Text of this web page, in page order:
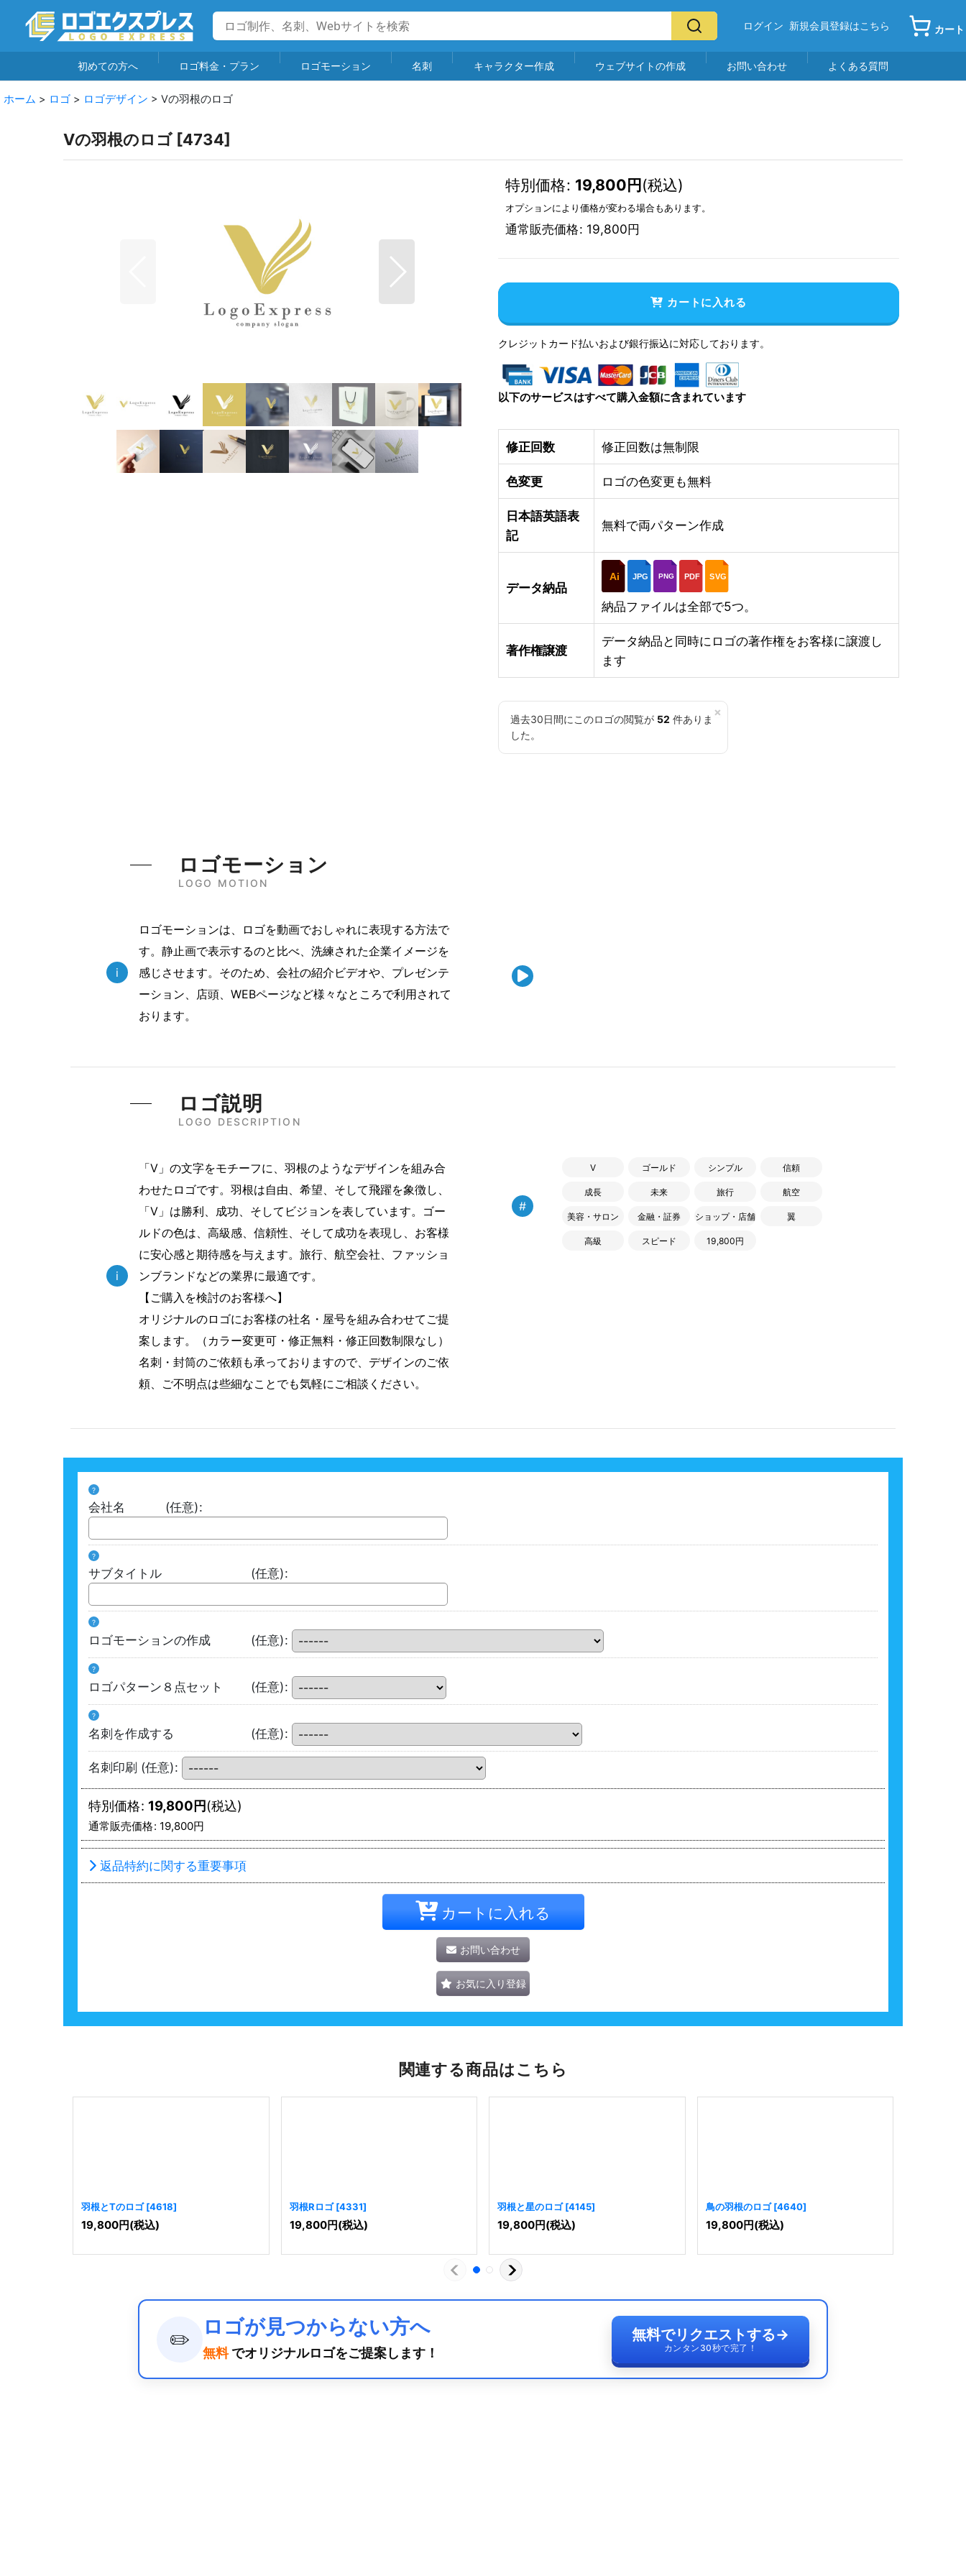
ログイン 新規会員登録はこちら カート
初めての方へ ロゴ料金・プラン ロゴモーション 名刺 キャラクター作成 ウェブサイトの作成 お問い合わせ よくある質問
ホーム > ロゴ > ロゴデザイン > Vの羽根のロゴ
Vの羽根のロゴ [4734]
特別価格: 19,800円(税込)
オプションにより価格が変わる場合もあります。
通常販売価格: 19,800円
カートに入れる
クレジットカード払いおよび銀行振込に対応しております。
以下のサービスはすべて購入金額に含まれています
修正回数 修正回数は無制限
色変更 ロゴの色変更も無料
日本語英語表
記
無料で両パターン作成
データ納品
Ai JPG PNG PDF SVG
納品ファイルは全部で5つ。
著作権譲渡
データ納品と同時にロゴの著作権をお客様に譲渡し
ます
×
過去30日間にこのロゴの閲覧が 52 件ありま
した。
LOGO MOTION
ロゴモーション
i
ロゴモーションは、ロゴを動画でおしゃれに表現する方法で
す。静止画で表示するのと比べ、洗練された企業イメージを
感じさせます。そのため、会社の紹介ビデオや、プレゼンテ
ーション、店頭、WEBページなど様々なところで利用されて
おります。

LOGO DESCRIPTION
ロゴ説明
i
「V」の文字をモチーフに、羽根のようなデザインを組み合
わせたロゴです。羽根は自由、希望、そして飛躍を象徴し、
「V」は勝利、成功、そしてビジョンを表しています。ゴー
ルドの色は、高級感、信頼性、そして成功を表現し、お客様
に安心感と期待感を与えます。旅行、航空会社、ファッショ
ンブランドなどの業界に最適です。
【ご購入を検討のお客様へ】
オリジナルのロゴにお客様の社名・屋号を組み合わせてご提
案します。（カラー変更可・修正無料・修正回数制限なし）
名刺・封筒のご依頼も承っておりますので、デザインのご依
頼、ご不明点は些細なことでも気軽にご相談ください。
#
V ゴールド シンプル 信頼
成長 未来 旅行 航空
美容・サロン 金融・証券 ショップ・店舗 翼
高級 スピード 19,800円
?
会社名 (任意):
?
サブタイトル (任意):
?
ロゴモーションの作成 (任意):
?
ロゴパターン８点セット (任意):
?
名刺を作成する (任意):
名刺印刷 (任意):
特別価格: 19,800円(税込)
通常販売価格: 19,800円
返品特約に関する重要事項
カートに入れる
お問い合わせ
お気に入り登録
関連する商品はこちら
羽根とTのロゴ [4618]
19,800円(税込)
羽根Rロゴ [4331]
19,800円(税込)
羽根と星のロゴ [4145]
19,800円(税込)
鳥の羽根のロゴ [4640]
19,800円(税込)
✏️
ロゴが見つからない方へ
無料 でオリジナルロゴをご提案します！
無料でリクエストする→
カンタン30秒で完了！